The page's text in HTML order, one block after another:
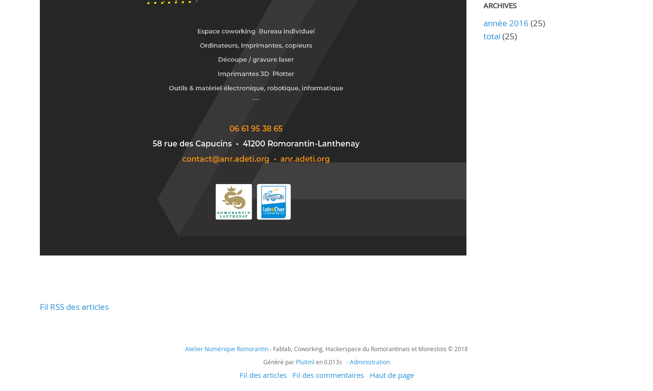
Fil RSS des articles
ARCHIVES
année 2016 (25)
total (25)
Atelier Numérique Romorantin- Fablab, Coworking, Hackerspace du Romorantinais et Monestois © 2018
Généré par PluXml en 0.013s -Administration
Fil des articles Fil des commentaires Haut de page